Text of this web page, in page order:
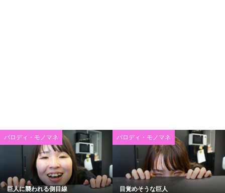
パロディ・モノマネ
巨人に襲われる側目線
パロディ・モノマネ
目覚めそうな巨人